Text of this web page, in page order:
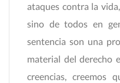
ataques contra la
sino de todos en
sentencia son una
material del derecho
creencias, creemos